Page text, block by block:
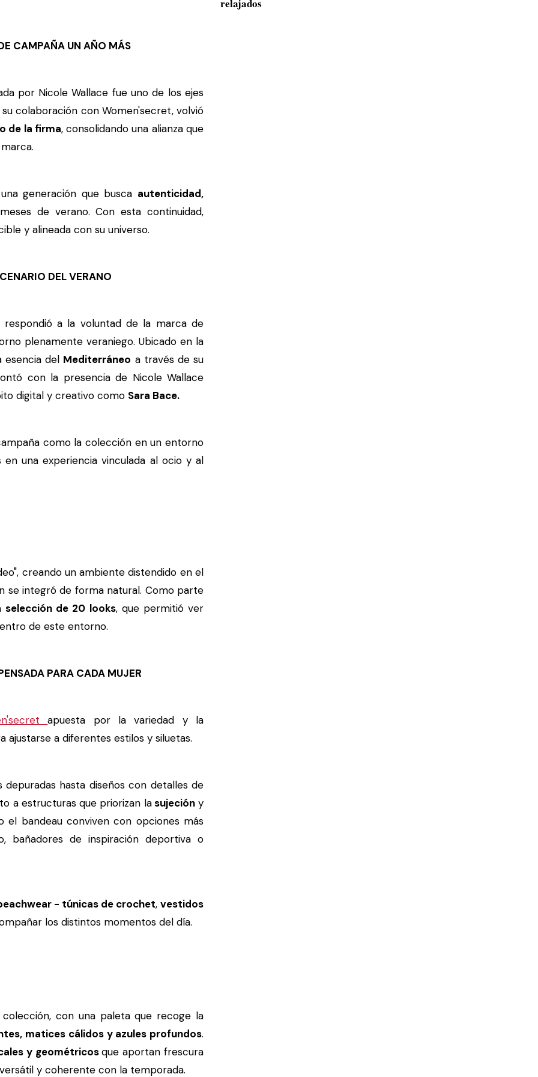
CAMPAÑA UN AÑO MÁS
por Nicole Wallace fue uno de los ejes
colaboración con Women'secret, volvió
de la firma, consolidando una alianza que
generación que busca autenticidad,
de verano. Con esta continuidad,
y alineada con su universo.
DEL VERANO
respondió a la voluntad de la marca de
plenamente veraniego. Ubicado en la
esencia del Mediterráneo a través de su
con la presencia de Nicole Wallace
digital y creativo como Sara Bace.
como la colección en un entorno
una experiencia vinculada al ocio y al
creando un ambiente distendido en el
se integró de forma natural. Como parte
selección de 20 looks, que permitió ver
de este entorno.
PARA CADA MUJER
apuesta por la variedad y la
ajustarse a diferentes estilos y siluetas.
hasta diseños con detalles de
a estructuras que priorizan lasujecióny
el bandeau conviven con opciones más
bañadores de inspiración deportiva o
- túnicas de crochet,vestidos
los distintos momentos del día.
con una paleta que recoge la
matices cálidos y azules profundos.
y geométricosque aportan frescura
y coherente con la temporada.
relajados